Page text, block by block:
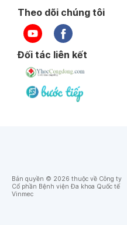
Theo dõi chúng tôi
Đối tác liên kết
Bản quyền © 2026 thuộc về Công ty
Cổ phần Bệnh viện Đa khoa Quốc tế
Vinmec